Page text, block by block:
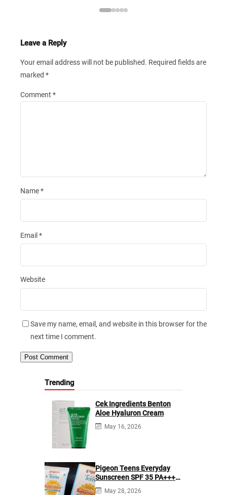
Leave a Reply
Your email address will not be published. Required fields are
marked *
Comment *
Name*
Email*
Website
Save my name, email, and website in this browser for the
next time I comment.
Trending
Cek Ingredients Benton
Aloe Hyaluron Cream
May 16, 2026
Pigeon Teens Everyday
Sunscreen SPF 35 PA+++
Ingredients
May 28, 2026